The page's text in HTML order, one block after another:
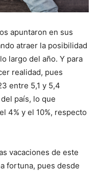
apuntaron en sus
atraer la posibilidad
largo del año. Y para
realidad, pues
entre 5,1 y 5,4
país, lo que
4% y el 10%, respecto
vacaciones de este
fortuna, pues desde